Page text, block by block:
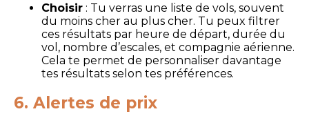
Choisir : Tu verras une liste de vols, souvent
du moins cher au plus cher. Tu peux filtrer
ces résultats par heure de départ, durée du
vol, nombre d’escales, et compagnie aérienne.
Cela te permet de personnaliser davantage
tes résultats selon tes préférences.
6. Alertes de prix